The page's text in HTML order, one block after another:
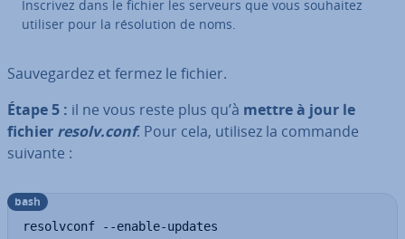
Inscrivez dans le fichier les serveurs que vous souhaitez
utiliser pour la ré­so­lu­tion de noms.
Sau­ve­gar­dez et fermez le fichier.
Étape 5 : il ne vous reste plus qu’à mettre à jour le
fichier resolv.conf. Pour cela, utilisez la commande
suivante :
resolvconf --enable-updates
bash